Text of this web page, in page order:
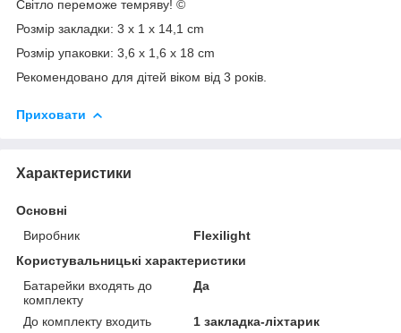
Світло переможе темряву! ©
Розмір закладки: 3 х 1 х 14,1 сm
Розмір упаковки: 3,6 х 1,6 х 18 сm
Рекомендовано для дітей віком від 3 років.
Приховати
Характеристики
Основні
Виробник
Flexilight
Користувальницькі характеристики
Батарейки входять до
комплекту
Да
До комплекту входить
1 закладка-ліхтарик